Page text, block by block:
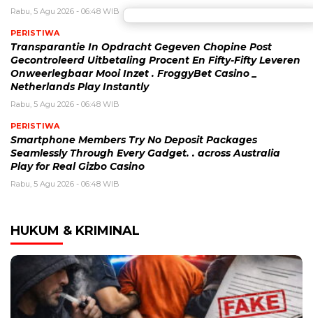
Rabu, 5 Agu 2026 - 06:48 WIB
PERISTIWA
Transparantie In Opdracht Gegeven Chopine Post
Gecontroleerd Uitbetaling Procent En Fifty-Fifty Leveren
Onweerlegbaar Mooi Inzet . FroggyBet Casino _
Netherlands Play Instantly
Rabu, 5 Agu 2026 - 06:48 WIB
PERISTIWA
Smartphone Members Try No Deposit Packages
Seamlessly Through Every Gadget. . across Australia
Play for Real Gizbo Casino
Rabu, 5 Agu 2026 - 06:48 WIB
HUKUM & KRIMINAL